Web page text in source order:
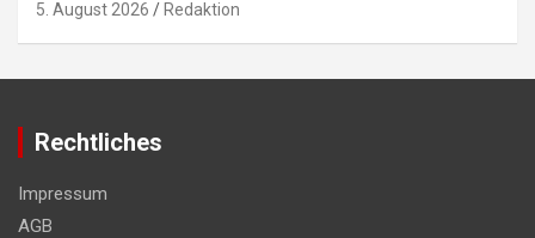
5. August 2026 Redaktion
Rechtliches
Impressum
AGB